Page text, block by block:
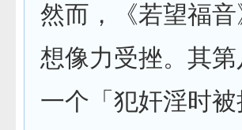
然而，《若望福
想像力受挫。其
一个「犯奸淫时